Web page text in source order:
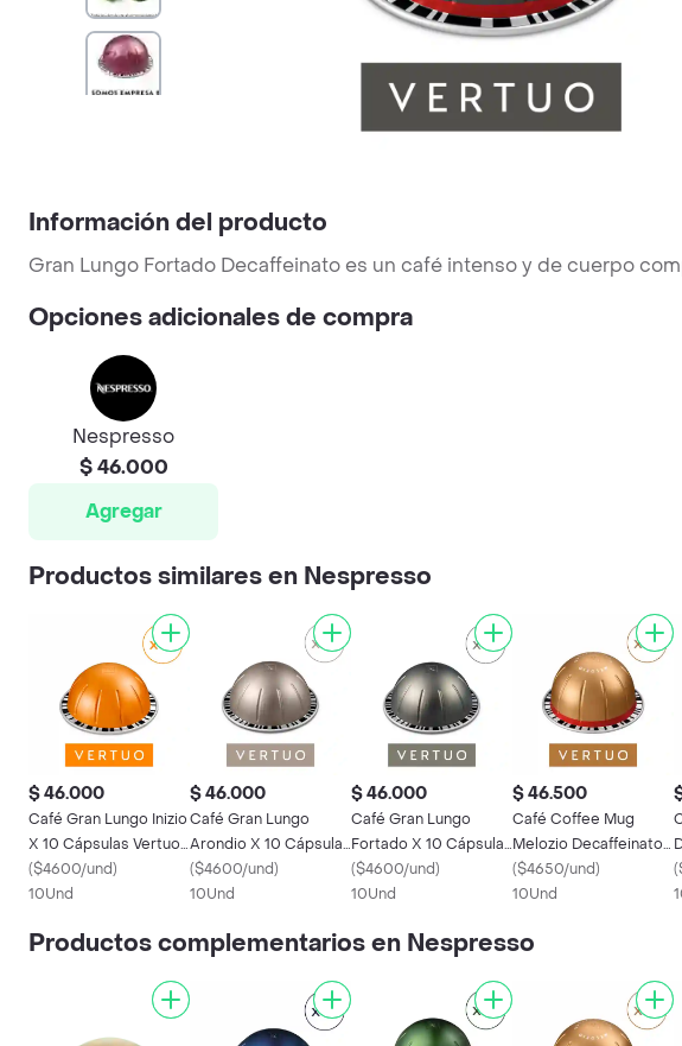
Información del producto
Gran Lungo Fortado Decaffeinato es un café intenso y de cuerpo
Opciones adicionales de compra
Nespresso
$ 46.000
Agregar
Productos similares en Nespresso
$ 46.000
Café Gran Lungo Inizio
X 10 Cápsulas Vertuo
Nespresso
($4600/und)
10Und
$ 46.000
Café Gran Lungo
Arondio X 10 Cápsulas
Vertuo Nespresso
($4600/und)
10Und
$ 46.000
Café Gran Lungo
Fortado X 10 Cápsulas
Vertuo Nespresso
($4600/und)
10Und
$ 46.500
Café Coffee Mug
Melozio Decaffeinato
X 10 Cápsulas Vertuo
Nespresso
($4650/und)
10Und
(
Productos complementarios en Nespresso